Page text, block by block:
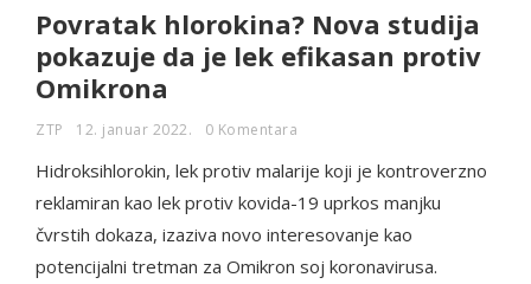
Povratak hlorokina? Nova studija
pokazuje da je lek efikasan protiv
Omikrona
ZTP 12. januar 2022. 0 Komentara
Hidroksihlorokin, lek protiv malarije koji je kontroverzno
reklamiran kao lek protiv kovida-19 uprkos manjku
čvrstih dokaza, izaziva novo interesovanje kao
potencijalni tretman za Omikron soj koronavirusa.